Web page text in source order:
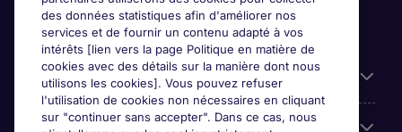
Liens utiles
Espace employeurs
des données statistiques afin d'améliorer nos
services et de fournir un contenu adapté à vos
intérêts [lien vers la page Politique en matière de
cookies avec des détails sur la manière dont nous
utilisons les cookies]. Vous pouvez refuser
l'utilisation de cookies non nécessaires en cliquant
sur "continuer sans accepter". Dans ce cas, nous